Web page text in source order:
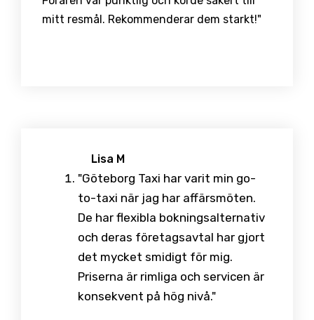
mitt resmål. Rekommenderar dem starkt!"
Lisa M
"Göteborg Taxi har varit min go-
to-taxi när jag har affärsmöten.
De har flexibla bokningsalternativ
och deras företagsavtal har gjort
det mycket smidigt för mig.
Priserna är rimliga och servicen är
konsekvent på hög nivå."